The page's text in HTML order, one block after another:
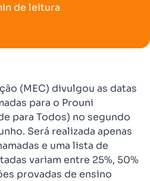
de leitura
(MEC) divulgou as datas
para o Prouni
para Todos) no segundo
Será realizada apenas
e uma lista de
variam entre 25%, 50%
provadas de ensino